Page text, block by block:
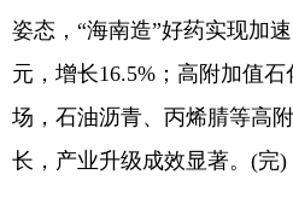
姿态，“海南造”好药实现加
元，增长16.5%；高附加值
场，石油沥青、丙烯腈等高
长，产业升级成效显著。(完)